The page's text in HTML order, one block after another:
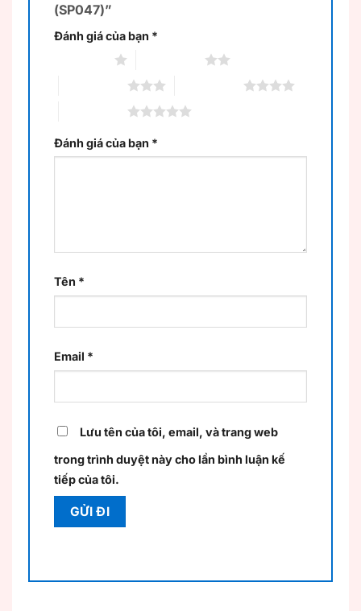
(SP047)”
Đánh giá của bạn *
Đánh giá của bạn *
Tên *
Email *
Lưu tên của tôi, email, và trang web
trong trình duyệt này cho lần bình luận kế
tiếp của tôi.